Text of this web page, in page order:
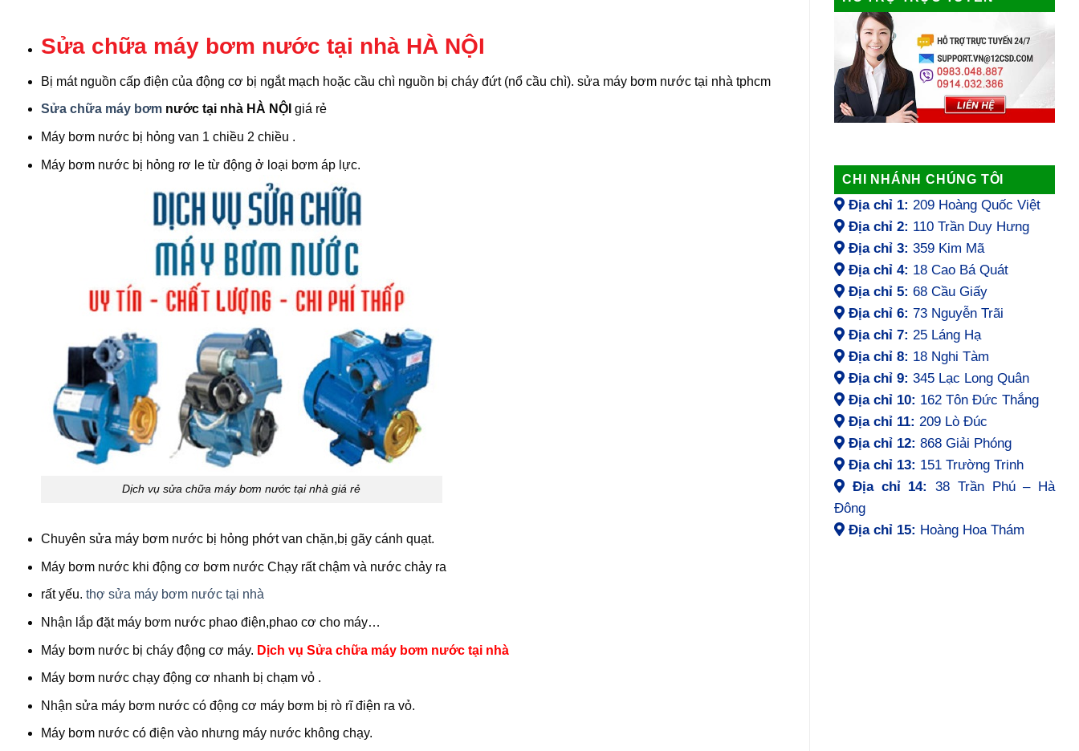
Sửa chữa máy bơm nước tại nhà HÀ NỘI
Bị mát nguồn cấp điện của động cơ bị ngắt mạch hoặc cầu chì nguồn bị cháy đứt (nổ cầu chì). sửa máy bơm nước tại nhà tphcm
Sửa chữa máy bơmnước tại nhà HÀ NỘI giá rẻ
Máy bơm nước bị hỏng van 1 chiều 2 chiều .
Máy bơm nước bị hỏng rơ le từ động ở loại bơm áp lực.
Dịch vụ sửa chữa máy bơm nước tại nhà giá rẻ
Chuyên sửa máy bơm nước bị hỏng phớt van chặn,bị gãy cánh quạt.
Máy bơm nước khi động cơ bơm nước Chạy rất chậm và nước chảy ra
rất yếu. thợ sửa máy bơm nước tại nhà
Nhận lắp đặt máy bơm nước phao điện,phao cơ cho máy…
Máy bơm nước bị cháy động cơ máy. Dịch vụ Sửa chữa máy bơm nước tại nhà
Máy bơm nước chạy động cơ nhanh bị chạm vỏ .
Nhận sửa máy bơm nước có động cơ máy bơm bị rò rĩ điện ra vỏ.
Máy bơm nước có điện vào nhưng máy nước không chạy.
CHI NHÁNH CHÚNG TÔI
Địa chỉ 1: 209 Hoàng Quốc Việt
Địa chỉ 2: 110 Trần Duy Hưng
Địa chỉ 3: 359 Kim Mã
Địa chỉ 4: 18 Cao Bá Quát
Địa chỉ 5: 68 Cầu Giấy
Địa chỉ 6: 73 Nguyễn Trãi
Địa chỉ 7: 25 Láng Hạ
Địa chỉ 8: 18 Nghi Tàm
Địa chỉ 9: 345 Lạc Long Quân
Địa chỉ 10: 162 Tôn Đức Thắng
Địa chỉ 11: 209 Lò Đúc
Địa chỉ 12: 868 Giải Phóng
Địa chỉ 13: 151 Trường Trinh
Địa chỉ 14: 38 Trần Phú – Hà
Đông
Địa chỉ 15: Hoàng Hoa Thám